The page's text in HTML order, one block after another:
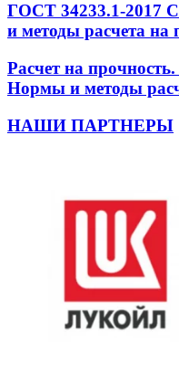
ГОСТ 34233.1-2017
и методы расчета на
Расчет на
Нормы и методы
НАШИ ПАРТНЕРЫ